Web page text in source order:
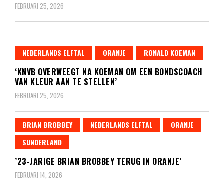
FEBRUARI 25, 2026
NEDERLANDS ELFTAL ORANJE RONALD KOEMAN
‘KNVB OVERWEEGT NA KOEMAN OM EEN BONDSCOACH
VAN KLEUR AAN TE STELLEN’
FEBRUARI 25, 2026
BRIAN BROBBEY NEDERLANDS ELFTAL
ORANJE
SUNDERLAND
’23-JARIGE BRIAN BROBBEY TERUG IN ORANJE’
FEBRUARI 14, 2026